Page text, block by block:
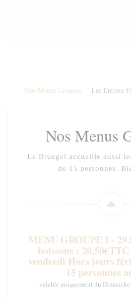
Nos Menus Groupes Les Entrées
Nos Menus
Le Bruegel accueille aussi
de 15 personnes.
MENU GROUPE I -
boissons :
vendredi Hors jours
15 personnes
valable uniquement du